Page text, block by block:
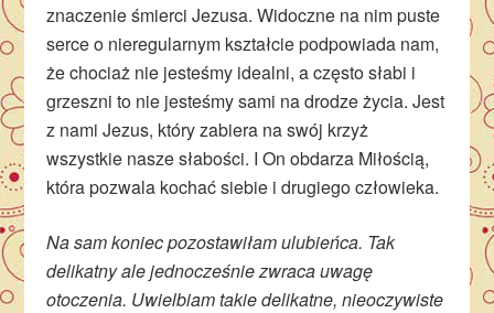
znaczenie śmierci Jezusa. Widoczne na nim puste
serce o nieregularnym kształcie podpowiada nam,
że chociaż nie jesteśmy idealni, a często słabi i
grzeszni to nie jesteśmy sami na drodze życia. Jest
z nami Jezus, który zabiera na swój krzyż
wszystkie nasze słabości. I On obdarza Miłością,
która pozwala kochać siebie i drugiego człowieka.
Na sam koniec pozostawiłam ulubieńca. Tak
delikatny ale jednocześnie zwraca uwagę
otoczenia. Uwielbiam takie delikatne, nieoczywiste